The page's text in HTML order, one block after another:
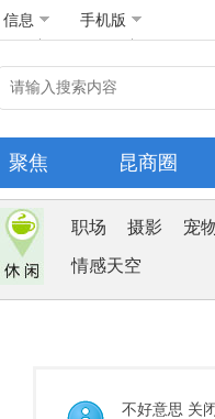
信息 手机版
聚焦 昆商圈
职场 摄影 宠
情感天空
不好意思 关